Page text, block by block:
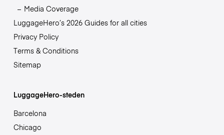
Media Coverage
LuggageHero’s 2026 Guides for all cities
Privacy Policy
Terms & Conditions
Sitemap
LuggageHero-steden
Barcelona
Chicago